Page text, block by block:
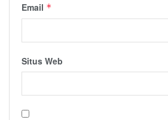
Email *
Situs Web